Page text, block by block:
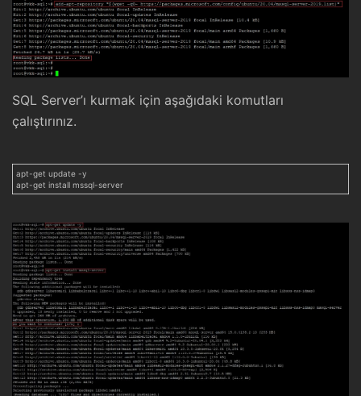
SQL Server’ı kurmak için aşağıdaki komutları
çalıştırınız.
apt-get update -y
apt-get install mssql-server